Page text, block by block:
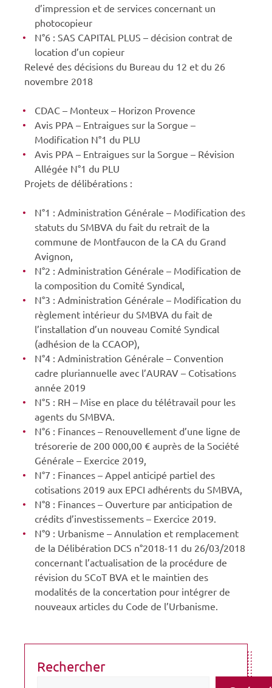
d’impression et de services concernant un
photocopieur
N°6 : SAS CAPITAL PLUS – décision contrat de
location d’un copieur
Relevé des décisions du Bureau du 12 et du 26
novembre 2018
CDAC – Monteux – Horizon Provence
Avis PPA – Entraigues sur la Sorgue –
Modification N°1 du PLU
Avis PPA – Entraigues sur la Sorgue – Révision
Allégée N°1 du PLU
Projets de délibérations :
N°1 : Administration Générale – Modification des
statuts du SMBVA du fait du retrait de la
commune de Montfaucon de la CA du Grand
Avignon,
N°2 : Administration Générale – Modification de
la composition du Comité Syndical,
N°3 : Administration Générale – Modification du
règlement intérieur du SMBVA du fait de
l’installation d’un nouveau Comité Syndical
(adhésion de la CCAOP),
N°4 : Administration Générale – Convention
cadre pluriannuelle avec l’AURAV – Cotisations
année 2019
N°5 : RH – Mise en place du télétravail pour les
agents du SMBVA.
N°6 : Finances – Renouvellement d’une ligne de
trésorerie de 200 000,00 € auprès de la Société
Générale – Exercice 2019,
N°7 : Finances – Appel anticipé partiel des
cotisations 2019 aux EPCI adhérents du SMBVA,
N°8 : Finances – Ouverture par anticipation de
crédits d’investissements – Exercice 2019.
N°9 : Urbanisme – Annulation et remplacement
de la Délibération DCS n°2018-11 du 26/03/2018
concernant l’actualisation de la procédure de
révision du SCoT BVA et le maintien des
modalités de la concertation pour intégrer de
nouveaux articles du Code de l’Urbanisme.
Rechercher